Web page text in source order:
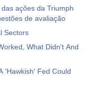
ações da Triumph
de avaliação
Sectors
What Didn't And
'Hawkish' Fed Could